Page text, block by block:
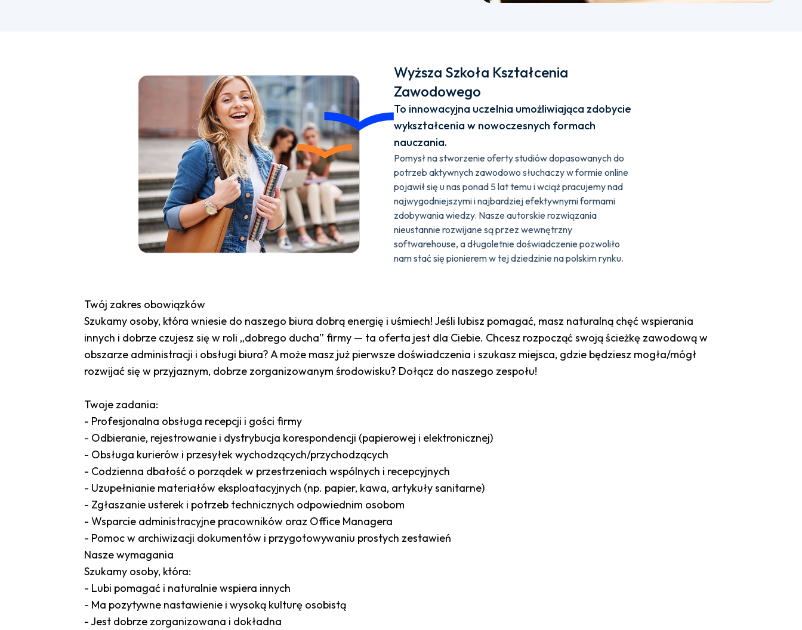
Wyższa Szkoła Kształcenia
Zawodowego
To innowacyjna uczelnia umożliwiająca zdobycie
wykształcenia w nowoczesnych formach
nauczania.
Pomysł na stworzenie oferty studiów dopasowanych do
potrzeb aktywnych zawodowo słuchaczy w formie online
pojawił się u nas ponad 5 lat temu i wciąż pracujemy nad
najwygodniejszymi i najbardziej efektywnymi formami
zdobywania wiedzy. Nasze autorskie rozwiązania
nieustannie rozwijane są przez wewnętrzny
softwarehouse, a długoletnie doświadczenie pozwoliło
nam stać się pionierem w tej dziedzinie na polskim rynku.
Twój zakres obowiązków
Szukamy osoby, która wniesie do naszego biura dobrą energię i uśmiech! Jeśli lubisz pomagać, masz naturalną chęć wspierania
innych i dobrze czujesz się w roli „dobrego ducha” firmy — ta oferta jest dla Ciebie. Chcesz rozpocząć swoją ścieżkę zawodową w
obszarze administracji i obsługi biura? A może masz już pierwsze doświadczenia i szukasz miejsca, gdzie będziesz mogła/mógł
rozwijać się w przyjaznym, dobrze zorganizowanym środowisku? Dołącz do naszego zespołu!
Twoje zadania:
- Profesjonalna obsługa recepcji i gości firmy
- Odbieranie, rejestrowanie i dystrybucja korespondencji (papierowej i elektronicznej)
- Obsługa kurierów i przesyłek wychodzących/przychodzących
- Codzienna dbałość o porządek w przestrzeniach wspólnych i recepcyjnych
- Uzupełnianie materiałów eksploatacyjnych (np. papier, kawa, artykuły sanitarne)
- Zgłaszanie usterek i potrzeb technicznych odpowiednim osobom
- Wsparcie administracyjne pracowników oraz Office Managera
- Pomoc w archiwizacji dokumentów i przygotowywaniu prostych zestawień
Nasze wymagania
Szukamy osoby, która:
- Lubi pomagać i naturalnie wspiera innych
- Ma pozytywne nastawienie i wysoką kulturę osobistą
- Jest dobrze zorganizowana i dokładna